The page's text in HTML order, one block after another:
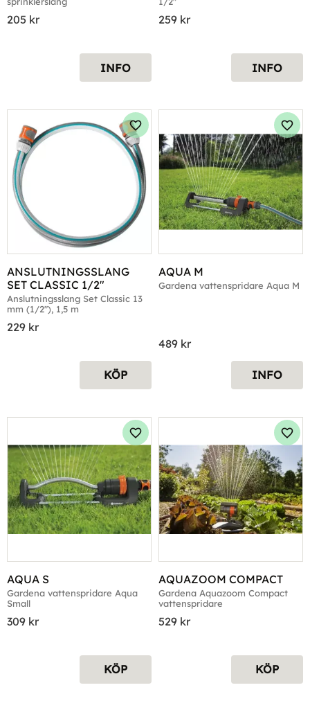
205 kr
INFO
259 kr
INFO
ANSLUTNINGSSLANG
SET CLASSIC 1/2"
Anslutningsslang Set Classic 13
mm (1/2"), 1,5 m
229 kr
Lägg till i favoriter
KÖP
AQUA M
Gardena vattenspridare Aqua M
489 kr
INFO
AQUA S
Gardena vattenspridare Aqua
Small
309 kr
Lägg till i favoriter
KÖP
AQUAZOOM COMPACT
Gardena Aquazoom Compact
vattenspridare
529 kr
KÖP